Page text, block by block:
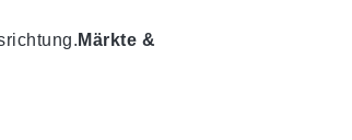
Märkte &